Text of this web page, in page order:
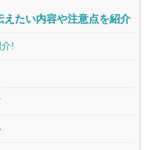
たい内容や注意点を紹介
!